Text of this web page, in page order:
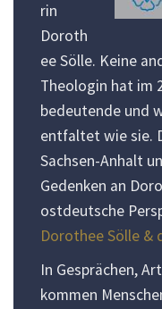
rin
Doroth
ee Sölle. Keine
Theologin hat im
bedeutende und
entfaltet wie sie.
Sachsen-Anhalt
Gedenken an
ostdeutsche
Dorothee Sölle &
In Gesprächen,
kommen